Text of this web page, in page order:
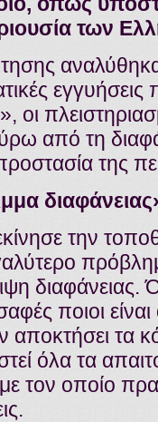
των
από τη
της
την
ποιοι
αποκτήσει τα
όλα τα
τον οποίο